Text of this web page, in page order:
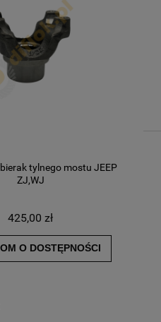
tylnego mostu JEEP
ZJ,WJ
425,00 zł
O DOSTĘPNOŚCI